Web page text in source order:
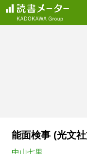
能面検事 (光文
中山七里